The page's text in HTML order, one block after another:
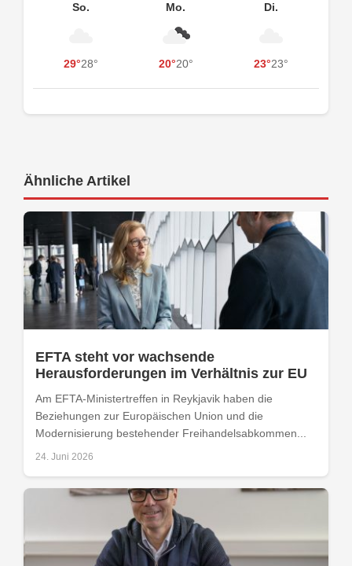
So.
29°28°
Mo.
20°20°
Di.
23°23°
Ähnliche Artikel
EFTA steht vor wachsende
Herausforderungen im Verhältnis zur EU
Am EFTA-Ministertreffen in Reykjavik haben die
Beziehungen zur Europäischen Union und die
Modernisierung bestehender Freihandelsabkommen...
24. Juni 2026